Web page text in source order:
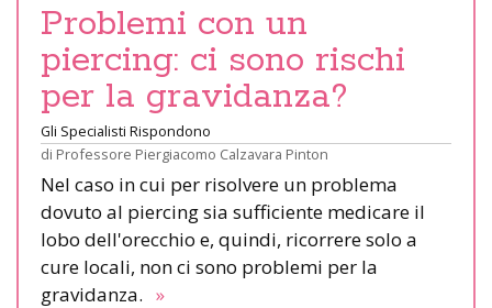
Problemi con un
piercing: ci sono rischi
per la gravidanza?
Gli Specialisti Rispondono
di Professore Piergiacomo Calzavara Pinton
Nel caso in cui per risolvere un problema
dovuto al piercing sia sufficiente medicare il
lobo dell'orecchio e, quindi, ricorrere solo a
cure locali, non ci sono problemi per la
gravidanza. »